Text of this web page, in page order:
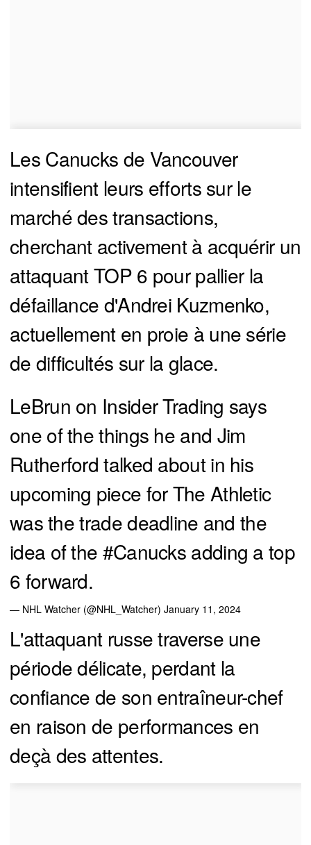
Les Canucks de Vancouver
intensifient leurs efforts sur le
marché des transactions,
cherchant activement à acquérir un
attaquant TOP 6 pour pallier la
défaillance d'Andrei Kuzmenko,
actuellement en proie à une série
de difficultés sur la glace.
LeBrun on Insider Trading says
one of the things he and Jim
Rutherford talked about in his
upcoming piece for The Athletic
was the trade deadline and the
idea of the #Canucks adding a top
6 forward.
— NHL Watcher (@NHL_Watcher) January 11, 2024
L'attaquant russe traverse une
période délicate, perdant la
confiance de son entraîneur-chef
en raison de performances en
deçà des attentes.